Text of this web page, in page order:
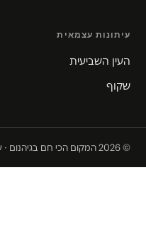
עיתונות עצמאית
העין השביעית
שקוף